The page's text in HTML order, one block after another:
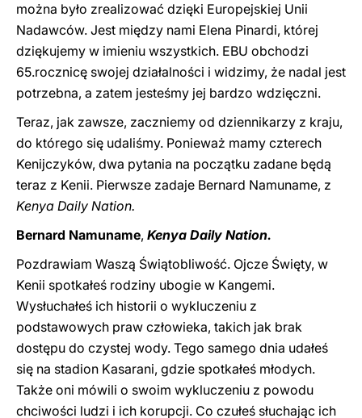
można było zrealizować dzięki Europejskiej Unii
Nadawców. Jest między nami Elena Pinardi, której
dziękujemy w imieniu wszystkich. EBU obchodzi
65.rocznicę swojej działalności i widzimy, że nadal jest
potrzebna, a zatem jesteśmy jej bardzo wdzięczni.
Teraz, jak zawsze, zaczniemy od dziennikarzy z kraju,
do którego się udaliśmy. Ponieważ mamy czterech
Kenijczyków, dwa pytania na początku zadane będą
teraz z Kenii. Pierwsze zadaje Bernard Namuname, z
Kenya Daily Nation.
Bernard Namuname, Kenya Daily Nation.
Pozdrawiam Waszą Świątobliwość. Ojcze Święty, w
Kenii spotkałeś rodziny ubogie w Kangemi.
Wysłuchałeś ich historii o wykluczeniu z
podstawowych praw człowieka, takich jak brak
dostępu do czystej wody. Tego samego dnia udałeś
się na stadion Kasarani, gdzie spotkałeś młodych.
Także oni mówili o swoim wykluczeniu z powodu
chciwości ludzi i ich korupcji. Co czułeś słuchając ich